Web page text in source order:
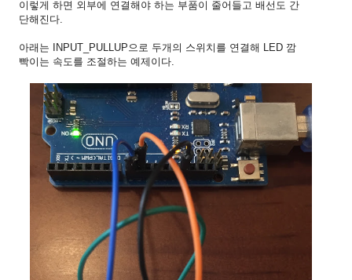
이렇게 하면 외부에 연결해야 하는 부품이 줄어들고 배선도 간
단해진다.
아래는 INPUT_PULLUP으로 두개의 스위치를 연결해 LED 깜
빡이는 속도를 조절하는 예제이다.